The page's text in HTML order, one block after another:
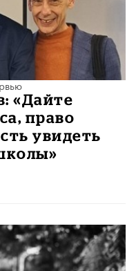
«Дайте
право
увидеть